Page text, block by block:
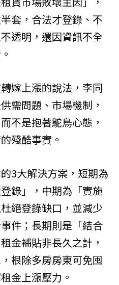
套，合法才登錄、不
透明，還因資訊不全
嫁上漲的說法，李同
需問題、市場機制，
不是抱著鴕鳥心態，
殘酷事實。
3大解決方案，短期為
錄」，中期為「實施
絕登錄缺口，並減少
件；長期則是「結合
金補貼非長久之計，
根除多房房東可免囤
金上漲壓力。